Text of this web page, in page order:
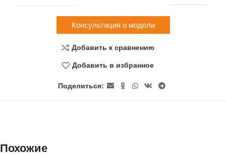
Консультация о модели
Добавить к сравнению
Добавить в избранное
Поделиться:
Похожие